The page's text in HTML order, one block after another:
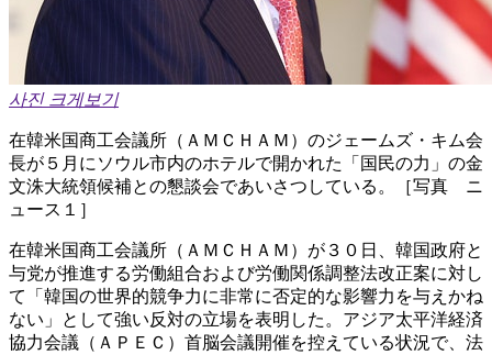
사진 크게보기
在韓米国商工会議所（ＡＭＣＨＡＭ）のジェームズ・キム会
長が５月にソウル市内のホテルで開かれた「国民の力」の金
文洙大統領候補との懇談会であいさつしている。［写真 ニ
ュース１］
在韓米国商工会議所（ＡＭＣＨＡＭ）が３０日、韓国政府と
与党が推進する労働組合および労働関係調整法改正案に対し
て「韓国の世界的競争力に非常に否定的な影響力を与えかね
ない」として強い反対の立場を表明した。アジア太平洋経済
協力会議（ＡＰＥＣ）首脳会議開催を控えている状況で、法